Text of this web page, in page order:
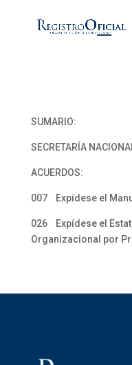
SUMARIO:
SECRETARÍA
ACUERDOS:
007 Expídese el
026 Expídese el
Organizacional por